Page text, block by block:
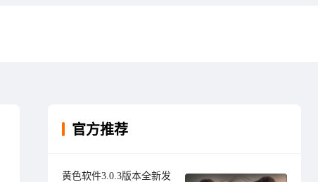
官方推荐
黄色软件3.0.3版本全新发